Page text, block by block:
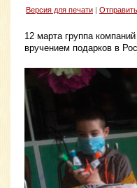
Версия для печати
12 марта группа
вручением подарков в